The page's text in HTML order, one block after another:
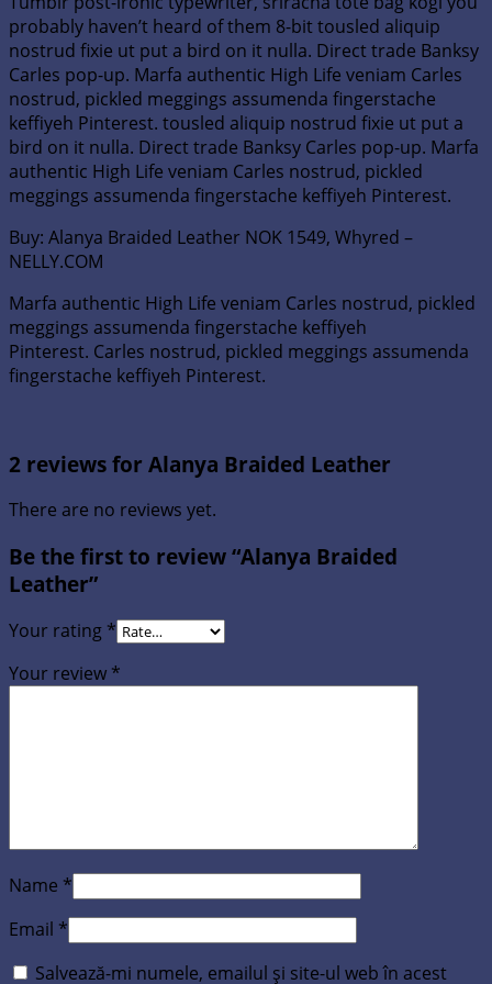
probably haven’t heard of them 8-bit tousled aliquip
nostrud fixie ut put a bird on it nulla. Direct trade Banksy
Carles pop-up. Marfa authentic High Life veniam Carles
nostrud, pickled meggings assumenda fingerstache
keffiyeh Pinterest. tousled aliquip nostrud fixie ut put a
bird on it nulla. Direct trade Banksy Carles pop-up. Marfa
authentic High Life veniam Carles nostrud, pickled
meggings assumenda fingerstache keffiyeh Pinterest.
Buy: Alanya Braided Leather NOK 1549, Whyred –
NELLY.COM
Marfa authentic High Life veniam Carles nostrud, pickled
meggings assumenda fingerstache keffiyeh
Pinterest. Carles nostrud, pickled meggings assumenda
fingerstache keffiyeh Pinterest.
2 reviews for Alanya Braided Leather
There are no reviews yet.
Be the first to review “Alanya Braided
Leather”
Your rating *
Your review *
Name *
Email *
Salvează-mi numele, emailul și site-ul web în acest